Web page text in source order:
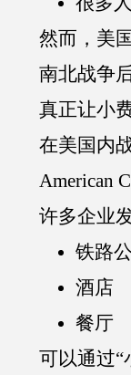
然而，美
南北战争
真正让小
在美国内
American
许多企业
铁路
酒店
餐厅
可以通过“